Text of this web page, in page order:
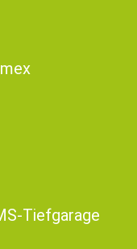
Tiefgarage